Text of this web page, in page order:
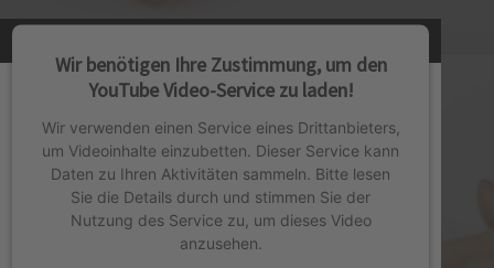
Wir benötigen Ihre Zustimmung, um den
YouTube Video-Service zu laden!
Wir verwenden einen Service eines Drittanbieters,
um Videoinhalte einzubetten. Dieser Service kann
Daten zu Ihren Aktivitäten sammeln. Bitte lesen
Sie die Details durch und stimmen Sie der
Nutzung des Service zu, um dieses Video
anzusehen.